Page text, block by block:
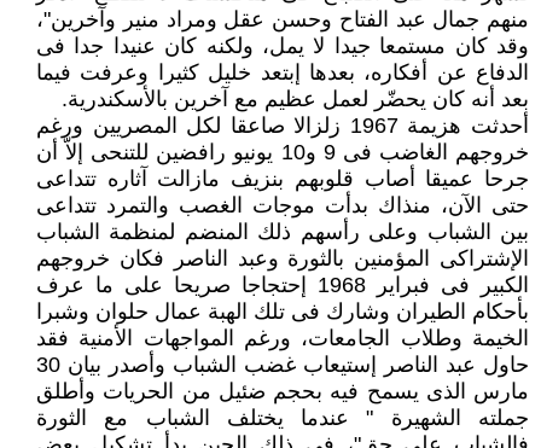
منهم جمال عبد الفتاح وحسن عقل ومراد منير وآخرين"،
وقد كان مستمعا جيدا لا يمل، ولكنه كان عنيدا جدا فى
الدفاع عن أفكاره، بعدها إبتعد خليل كثيرا وعرفت فيما
بعد أنه كان يحضّر لعمل عظيم مع آخرين بالأسكندرية.
أحدثت هزيمة 1967 زلزالا صاعقا لكل المصريين ورغم
خروجهم الغاضب فى 9 و10 يونيو رافضين للتنحى إلاّ أن
جرحا عميقا أصاب قلوبهم بنزيف مازالت آثاره تتداعى
حتى الآن، منذاك بدأت موجات الغصب والتمرد تتداعى
بين الشباب وعلى رأسهم ذلك المنضم لمنظمة الشباب
الإشتراكى المؤمنين بالثورة وعبد الناصر فكان خروجهم
الكبير فى فبراير 1968 إحتجاجا صريحا على ما عرف
بأحكام الطيران وشارك فى تلك الهبة عمال حلوان وشبرا
الخيمة وطلاب الجامعات، ورغم المواجهات الأمنية فقد
حاول عبد الناصر إستيعاب غضب الشباب وأصدر بيان 30
مارس الذى يسمح فيه بحجم ضئيل من الحريات وأطلق
جملته الشهيرة " عندما يختلف الشباب مع الثورة